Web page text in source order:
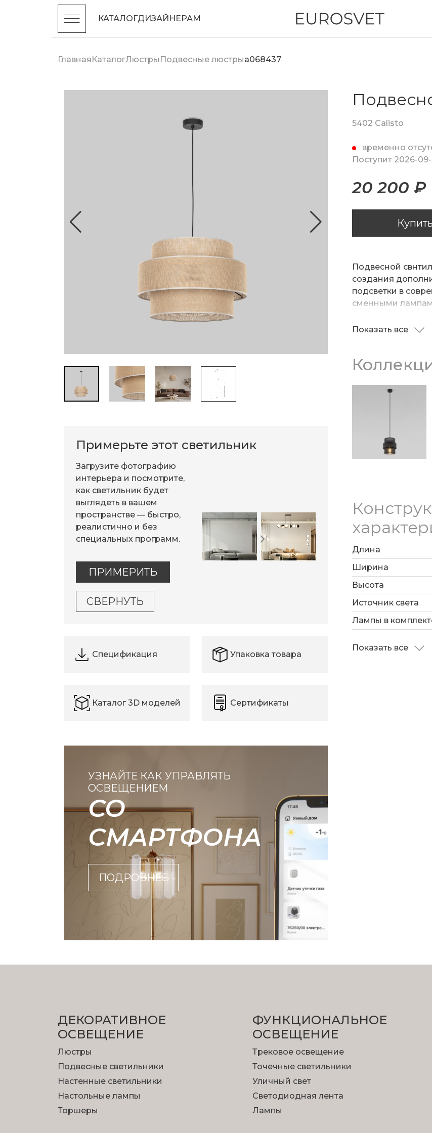
КАТАЛОГДИЗАЙНЕРАМ
ГлавнаяКаталогЛюстры Подвесные люстрыa068437
Примерьте этот светильник
Загрузите фотографию
интерьера и посмотрите,
как светильник будет
выглядеть в вашем
пространстве — быстро,
реалистично и без
специальных программ.
ПРИМЕРИТЬ
СВЕРНУТЬ
Спецификация Упаковка товара
Каталог 3D моделей Сертификаты
УЗНАЙТЕ КАК УПРАВЛЯТЬ
ОСВЕЩЕНИЕМ
СО
СМАРТФОНА
ПОДРОБНЕЕ
5402 Calisto
временно
Поступит 2026-
20 200 ₽
Купить
Подвесной
создания
подсветки в
сменными
зале, в кабинете и
Подвесной
Показать все
Длина
Ширина
Высота
Источник света
Лампы в
Показать все
ДЕКОРАТИВНОЕ
ОСВЕЩЕНИЕ
Люстры
Подвесные светильники
Настенные светильники
Настольные лампы
Торшеры
ФУНКЦИОНА­ЛЬНОЕ
ОСВЕЩЕНИЕ
Трековое освещение
Точечные светильники
Уличный свет
Светодиодная лента
Лампы